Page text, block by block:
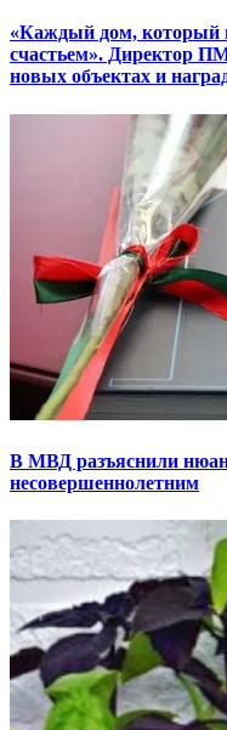
«Каждый дом, который
счастьем». Директор
новых объектах и
В МВД разъяснили
несовершеннолетним